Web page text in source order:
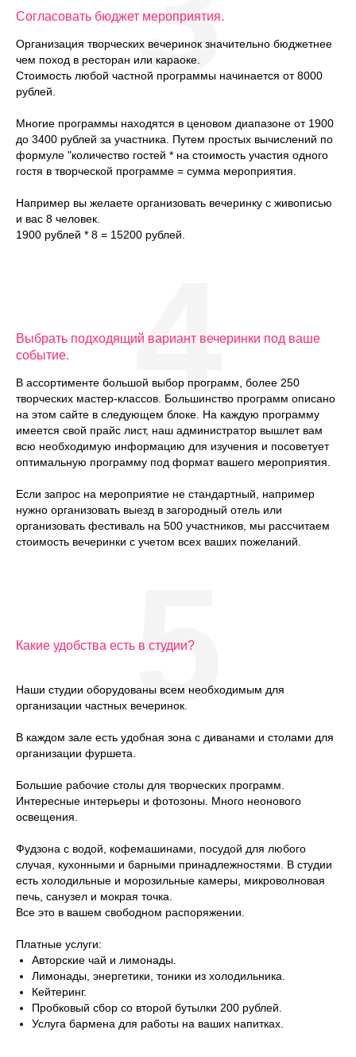
Согласовать бюджет мероприятия.
Организация творческих вечеринок значительно бюджетнее
чем поход в ресторан или караоке.
Стоимость любой частной программы начинается от 8000
рублей.
Многие программы находятся в ценовом диапазоне от 1900
до 3400 рублей за участника. Путем простых вычислений по
формуле "количество гостей * на стоимость участия одного
гостя в творческой программе = сумма мероприятия.
Например вы желаете организовать вечеринку с живописью
и вас 8 человек.
1900 рублей * 8 = 15200 рублей.
Выбрать подходящий вариант вечеринки под ваше
событие.
В ассортименте большой выбор программ, более 250
творческих мастер-классов. Большинство программ описано
на этом сайте в следующем блоке. На каждую программу
имеется свой прайс лист, наш администратор вышлет вам
всю необходимую информацию для изучения и посоветует
оптимальную программу под формат вашего мероприятия.
Если запрос на мероприятие не стандартный, например
нужно организовать выезд в загородный отель или
организовать фестиваль на 500 участников, мы рассчитаем
стоимость вечеринки с учетом всех ваших пожеланий.
4
Какие удобства есть в студии?
Наши студии оборудованы всем необходимым для
организации частных вечеринок.
В каждом зале есть удобная зона с диванами и столами для
организации фуршета.
Большие рабочие столы для творческих программ.
Интересные интерьеры и фотозоны. Много неонового
освещения.
Фудзона с водой, кофемашинами, посудой для любого
случая, кухонными и барными принадлежностями. В студии
есть холодильные и морозильные камеры, микроволновая
печь, санузел и мокрая точка.
Все это в вашем свободном распоряжении.
Платные услуги:
Авторские чай и лимонады.
Лимонады, энергетики, тоники из холодильника.
Кейтеринг.
Пробковый сбор со второй бутылки 200 рублей.
Услуга бармена для работы на ваших напитках.
5